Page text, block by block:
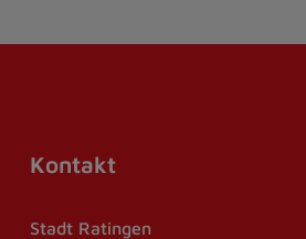
Kontakt
Stadt Ratingen